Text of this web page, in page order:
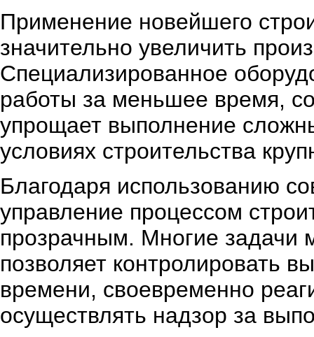
Применение новейшего
значительно увеличить
Специализированное
работы за меньшее время,
упрощает выполнение
условиях строительства
Благодаря использованию
управление процессом
прозрачным. Многие задачи
позволяет контролировать
времени, своевременно
осуществлять надзор за